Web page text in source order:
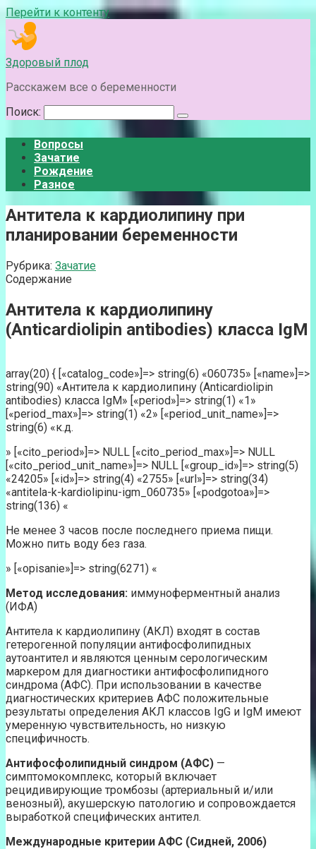
Перейти к контенту
Здоровый плод
Расскажем все о беременности
Поиск:
Вопросы
Зачатие
Рождение
Разное
Антитела к кардиолипину при
планировании беременности
Рубрика: Зачатие
Содержание
Антитела к кардиолипину
(Anticardiolipin antibodies) класса IgM
array(20) { [«catalog_code»]=> string(6) «060735» [«name»]=>
string(90) «Антитела к кардиолипину (Anticardiolipin
antibodies) класса IgM» [«period»]=> string(1) «1»
[«period_max»]=> string(1) «2» [«period_unit_name»]=>
string(6) «к.д.
» [«cito_period»]=> NULL [«cito_period_max»]=> NULL
[«cito_period_unit_name»]=> NULL [«group_id»]=> string(5)
«24205» [«id»]=> string(4) «2755» [«url»]=> string(34)
«antitela-k-kardiolipinu-igm_060735» [«podgotoa»]=>
string(136) «
Не менее 3 часов после последнего приема пищи.
Можно пить воду без газа.
» [«opisanie»]=> string(6271) «
Метод исследования: иммуноферментный анализ
(ИФА)
Антитела к кардиолипину (АКЛ) входят в состав
гетерогенной популяции антифосфолипидных
аутоантител и являются ценным серологическим
маркером для диагностики антифосфолипидного
синдрома (АФС). При использовании в качестве
диагностических критериев АФС положительные
результаты определения АКЛ классов IgG и IgM имеют
умеренную чувствительность, но низкую
специфичность.
Антифосфолипидный синдром (АФС) —
симптомокомплекс, который включает
рецидивирующие тромбозы (артериальный и/или
венозный), акушерскую патологию и сопровождается
выработкой специфических антител.
Международные критерии АФС (Сидней, 2006)